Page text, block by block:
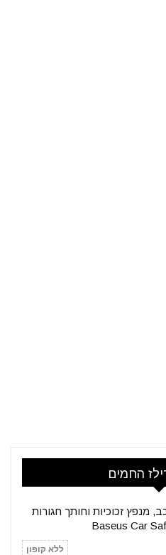
החמים
מנפץ זכוכיות וחותך חגורות
Baseus Car
ללא קופון